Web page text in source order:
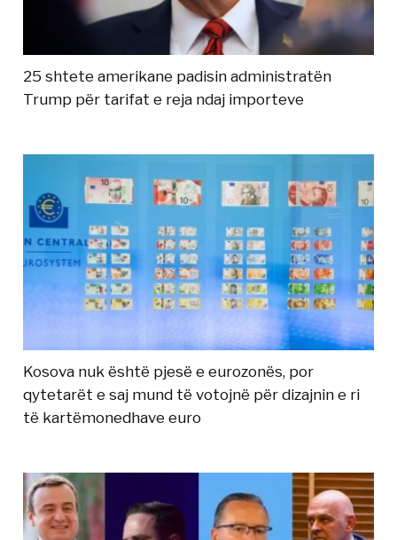
25 shtete amerikane padisin administratën
Trump për tarifat e reja ndaj importeve
Kosova nuk është pjesë e eurozonës, por
qytetarët e saj mund të votojnë për dizajnin e ri
të kartëmonedhave euro